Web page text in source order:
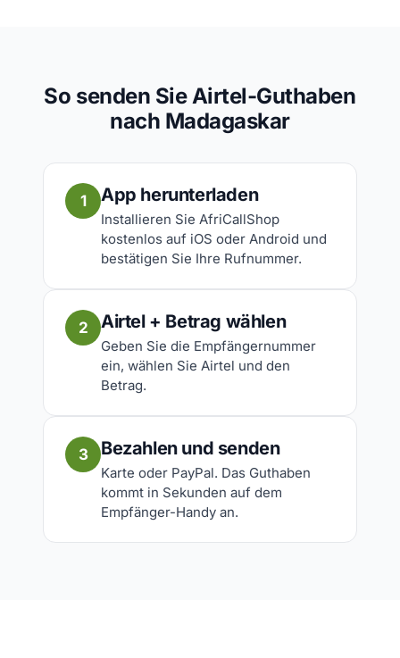
So senden Sie Airtel-Guthaben
nach Madagaskar
1 App herunterladen
Installieren Sie AfriCallShop
kostenlos auf iOS oder Android und
bestätigen Sie Ihre Rufnummer.
2 Airtel + Betrag wählen
Geben Sie die Empfängernummer
ein, wählen Sie Airtel und den
Betrag.
3 Bezahlen und senden
Karte oder PayPal. Das Guthaben
kommt in Sekunden auf dem
Empfänger-Handy an.